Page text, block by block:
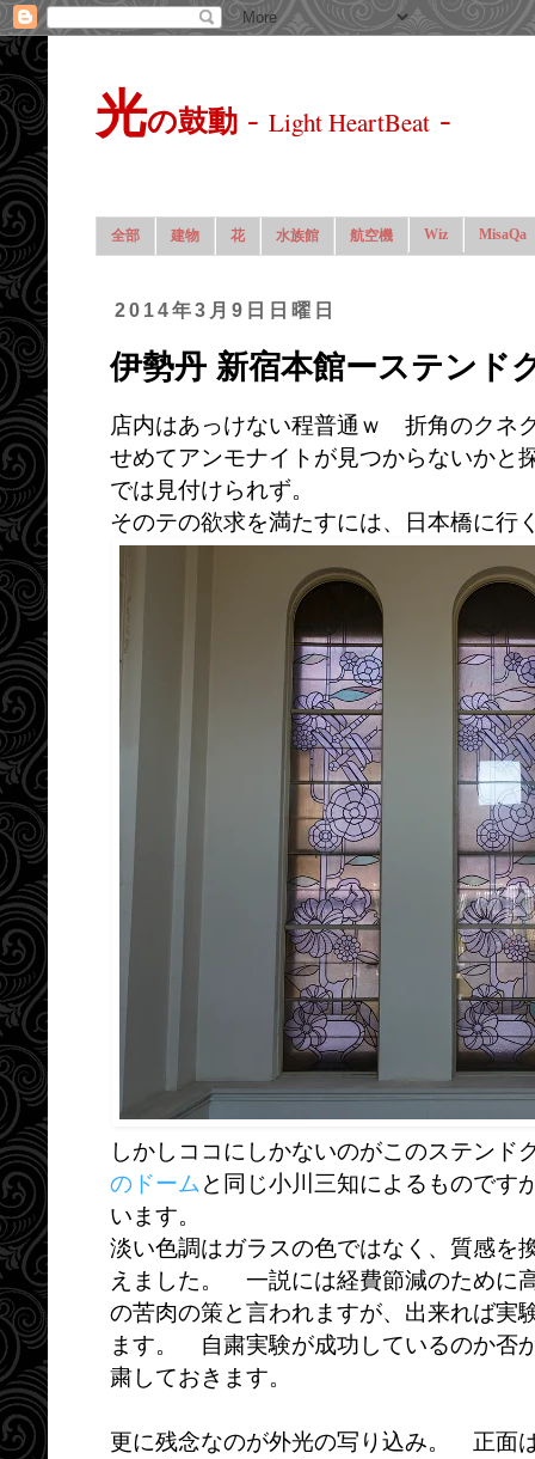
光の鼓動 - Light HeartBeat -
全部 建物 花 水族館 航空機 Wiz MisaQa
2014年3月9日日曜日
伊勢丹 新宿本館ーステンド
店内はあっけない程普通ｗ 折角のク
せめてアンモナイトが見つからないかと
では見付けられず。
そのテの欲求を満たすには、日本橋に行
しかしココにしかないのがこのステン
のドーム と同じ小川三知によるものです
います。
淡い色調はガラスの色ではなく、質感を
えました。 一説には経費節減のために
の苦肉の策と言われますが、出来れば実
ます。 自粛実験が成功しているのか否
粛しておきます。
更に残念なのが外光の写り込み。 正面